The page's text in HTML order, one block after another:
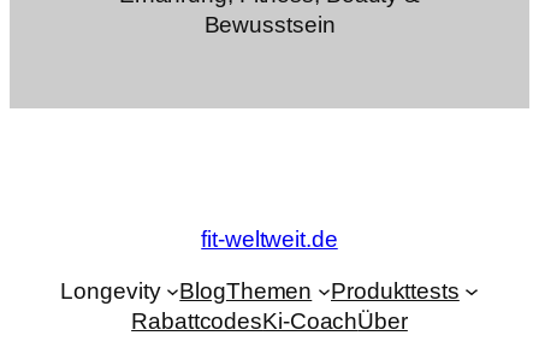
Bewusstsein
fit-weltweit.de
Longevity BlogThemen
Produkttests
RabattcodesKi-CoachÜber